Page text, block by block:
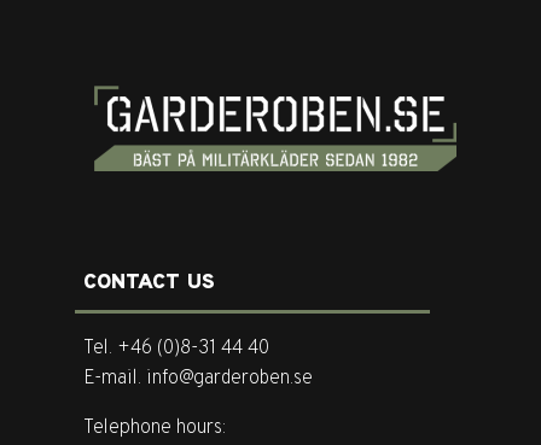
CONTACT US
Tel. +46 (0)8-31 44 40
E-mail. info@garderoben.se
Telephone hours: